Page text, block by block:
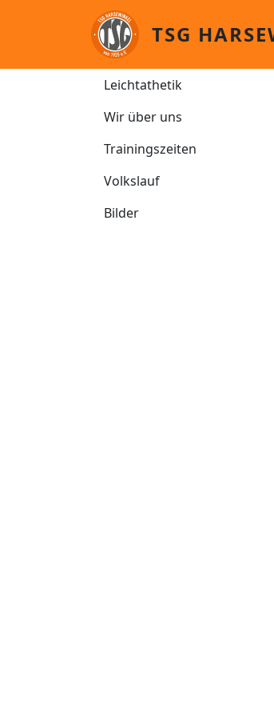
Skip to main content
TSG
Leichtathletik
Leichtathetik
Wir über uns
Trainingszeiten
Volkslauf
Bilder